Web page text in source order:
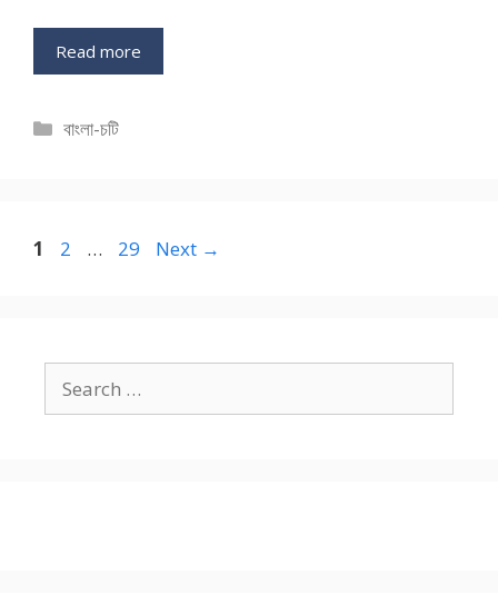
Read more
Categories
বাংলা-চটি
Page
1 Page
2 … Page
29 Next →
for: